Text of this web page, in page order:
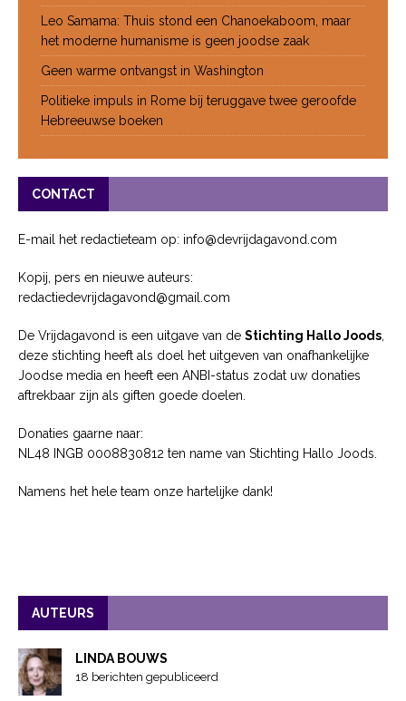
Leo Samama: Thuis stond een Chanoekaboom, maar
het moderne humanisme is geen joodse zaak
Geen warme ontvangst in Washington
Politieke impuls in Rome bij teruggave twee geroofde
Hebreeuwse boeken
CONTACT
E-mail het redactieteam op: info@devrijdagavond.com
Kopij, pers en nieuwe auteurs:
redactiedevrijdagavond@gmail.com
De Vrijdagavond is een uitgave van de Stichting Hallo Joods,
deze stichting heeft als doel het uitgeven van onafhankelijke
Joodse media en heeft een ANBI-status zodat uw donaties
aftrekbaar zijn als giften goede doelen.
Donaties gaarne naar:
NL48 INGB 0008830812 ten name van Stichting Hallo Joods.
Namens het hele team onze hartelijke dank!
AUTEURS
LINDA BOUWS
18 berichten gepubliceerd